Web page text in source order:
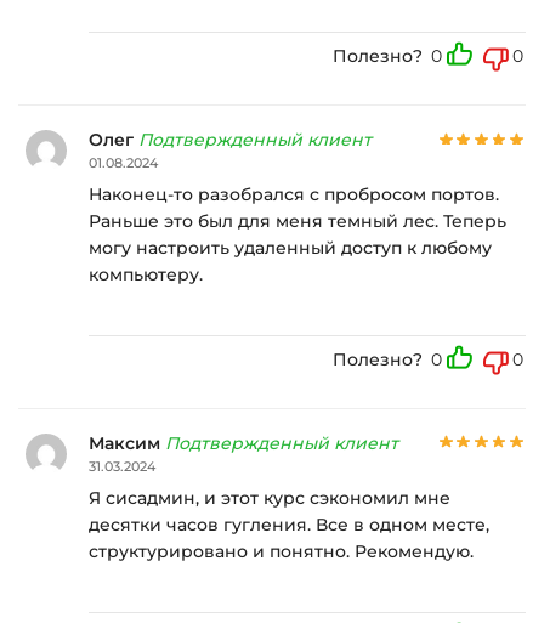
Полезно? 0 0
Олег Подтвержденный клиент
01.08.2024
Наконец-то разобрался с пробросом портов.
Раньше это был для меня темный лес. Теперь
могу настроить удаленный доступ к любому
компьютеру.
Полезно? 0 0
Максим Подтвержденный клиент
31.03.2024
Я сисадмин, и этот курс сэкономил мне
десятки часов гугления. Все в одном месте,
структурировано и понятно. Рекомендую.